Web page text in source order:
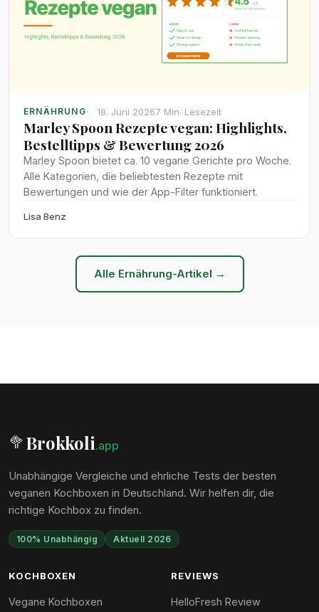
ERNÄHRUNG 18. Juni 20267 Min. Lesezeit
Marley Spoon Rezepte vegan: Highlights,
Bestelltipps & Bewertung 2026
Marley Spoon bietet ca. 10 vegane Gerichte pro Woche.
Alle Kategorien, die beliebtesten Rezepte mit
Bewertungen und wie der App-Filter funktioniert.
Lisa Benz
Alle Ernährung-Artikel →
🥦Brokkoli.app
Unabhängige Vergleiche und ehrliche Tests der besten
veganen Kochboxen in Deutschland. Wir helfen dir, die
richtige Kochbox zu finden.
100% Unabhängig Aktuell 2026
KOCHBOXEN
Vegane Kochboxen
REVIEWS
HelloFresh Review